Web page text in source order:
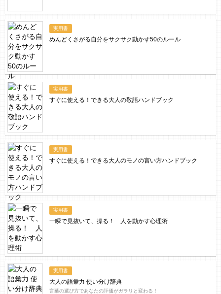
実用書
めんどくさがる自分をサクサク動かす50のルール
実用書
すぐに使える！できる大人の敬語ハンドブック
実用書
すぐに使える！できる大人のモノの言い方ハンドブック
実用書
一瞬で見抜いて、操る！ 人を動かす心理術
実用書
大人の語彙力 使い分け辞典
言葉の選び方であなたの評価がガラリと変わる！